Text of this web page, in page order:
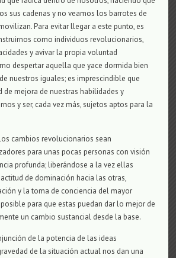
sus cadenas y no veamos los barrotes de
Para evitar llegar a este punto, es
como individuos revolucionarios,
y avivar la propia voluntad
despertar aquella que yace dormida bien
nuestros iguales; es imprescindible que
de mejora de nuestras habilidades y
y ser, cada vez más, sujetos aptos para la
cambios revolucionarios sean
para unas pocas personas con visión
profunda; liberándose a la vez ellas
de dominación hacia las otras,
y la toma de conciencia del mayor
para que estas puedan dar lo mejor de
un cambio sustancial desde la base.
de la potencia de las ideas
de la situación actual nos dan una